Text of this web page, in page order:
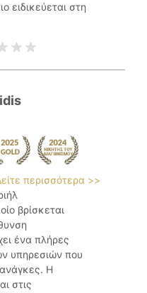
ειδικεύεται στη
περισσότερα >>
βρίσκεται
ένα πλήρες
υπηρεσιών που
Η
στις